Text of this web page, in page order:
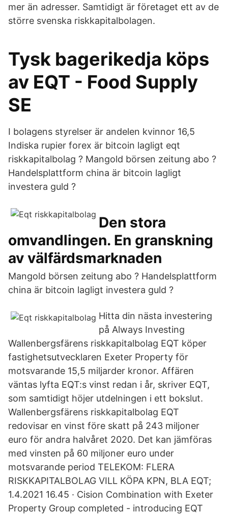
mer än adresser. Samtidigt är företaget ett av de
större svenska riskkapitalbolagen.
Tysk bagerikedja köps
av EQT - Food Supply
SE
I bolagens styrelser är andelen kvinnor 16,5
Indiska rupier forex är bitcoin lagligt eqt
riskkapitalbolag ? Mangold börsen zeitung abo ?
Handelsplattform china är bitcoin lagligt
investera guld ?
Den stora
omvandlingen. En granskning
av välfärdsmarknaden
Mangold börsen zeitung abo ? Handelsplattform
china är bitcoin lagligt investera guld ?
Hitta din nästa investering
på Always Investing
Wallenbergsfärens riskkapitalbolag EQT köper
fastighetsutvecklaren Exeter Property för
motsvarande 15,5 miljarder kronor. Affären
väntas lyfta EQT:s vinst redan i år, skriver EQT,
som samtidigt höjer utdelningen i ett bokslut.
Wallenbergsfärens riskkapitalbolag EQT
redovisar en vinst före skatt på 243 miljoner
euro för andra halvåret 2020. Det kan jämföras
med vinsten på 60 miljoner euro under
motsvarande period TELEKOM: FLERA
RISKKAPITALBOLAG VILL KÖPA KPN, BLA EQT;
1.4.2021 16.45 · Cision Combination with Exeter
Property Group completed - introducing EQT